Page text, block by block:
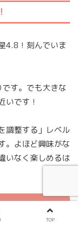
4.8！刻んでいま
す。でも大きな
いです！
調整する」レベル
。よほど興味がな
いなく楽しめるは
TOP